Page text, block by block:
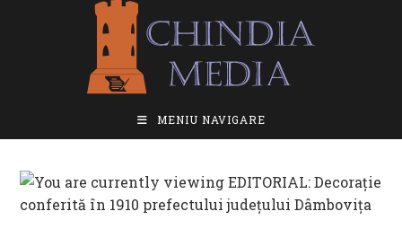
MENIU NAVIGARE